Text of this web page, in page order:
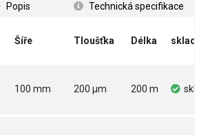
Popis Technická specifikace
Šíře Tloušťka Délka sklad
100 mm 200 µm 200 m